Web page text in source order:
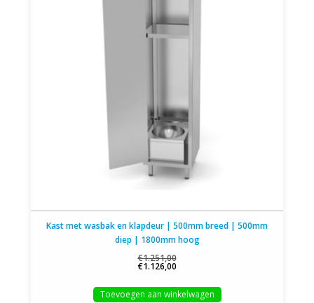
Kast met wasbak en klapdeur | 500mm breed | 500mm
diep | 1800mm hoog
€1.251,00
€1.126,00
Toevoegen aan winkelwagen